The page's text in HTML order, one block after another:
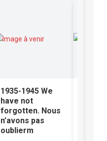
1935-1945 We
have not
forgotten. Nous
n’avons pas
oublierm